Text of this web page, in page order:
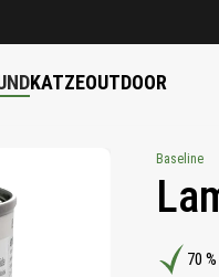
KATZEOUTDOOR
Baseline
70